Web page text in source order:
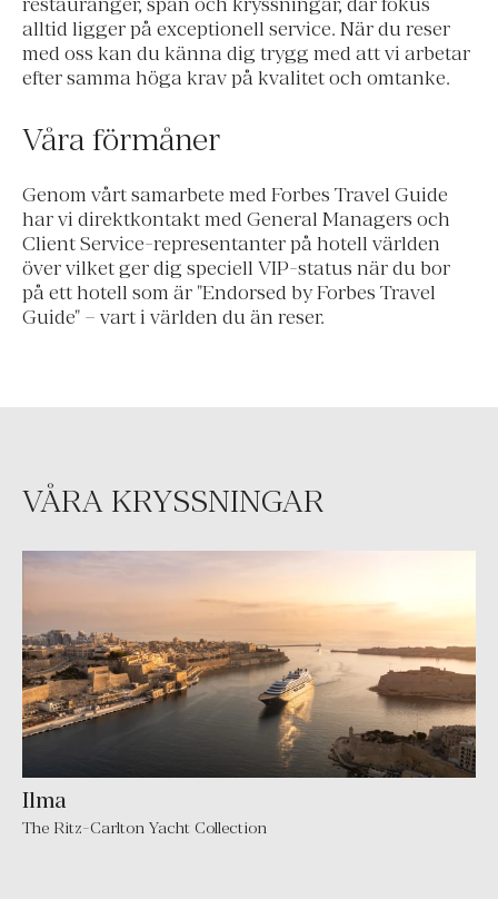
restauranger, span och kryssningar, där fokus
alltid ligger på exceptionell service. När du reser
med oss kan du känna dig trygg med att vi arbetar
efter samma höga krav på kvalitet och omtanke.
Våra förmåner
Genom vårt samarbete med Forbes Travel Guide
har vi direktkontakt med General Managers och
Client Service-representanter på hotell världen
över vilket ger dig speciell VIP-status när du bor
på ett hotell som är "Endorsed by Forbes Travel
Guide" – vart i världen du än reser.
VÅRA KRYSSNINGAR
Ilma
The Ritz-Carlton Yacht Collection